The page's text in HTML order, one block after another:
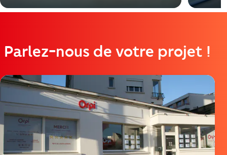
Parlez-nous de votre projet !
https://cutjhqvjma.cloudimg.io/_prod_/telemaque/